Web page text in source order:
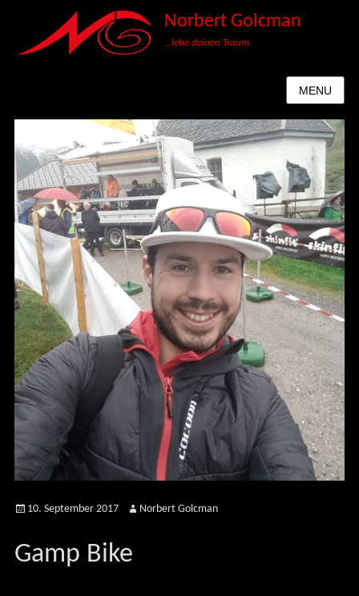
Norbert Golcman
...lebe deinen Traum.
MENU
Posted10. September 2017 Author
Norbert Golcman
Gamp Bike